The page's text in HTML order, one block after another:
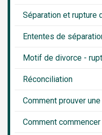
Séparation et rupture
Ententes de
Motif de divorce -
Réconciliation
Comment prouver
Comment